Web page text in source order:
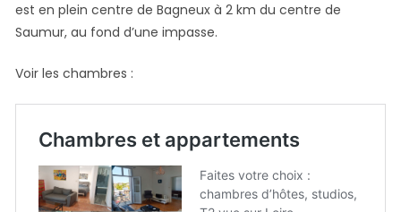
est en plein centre de Bagneux à 2 km du centre de
Saumur, au fond d’une impasse.
Voir les chambres :